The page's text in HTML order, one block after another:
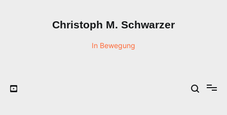
Christoph M. Schwarzer
In Bewegung